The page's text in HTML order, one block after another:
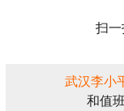
扫一
武汉李小
和值